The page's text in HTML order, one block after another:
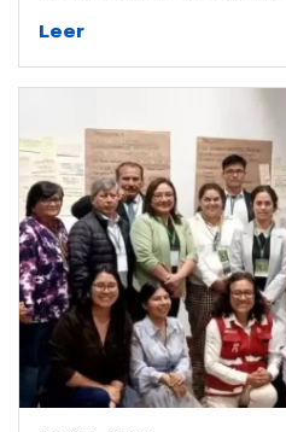
Leer